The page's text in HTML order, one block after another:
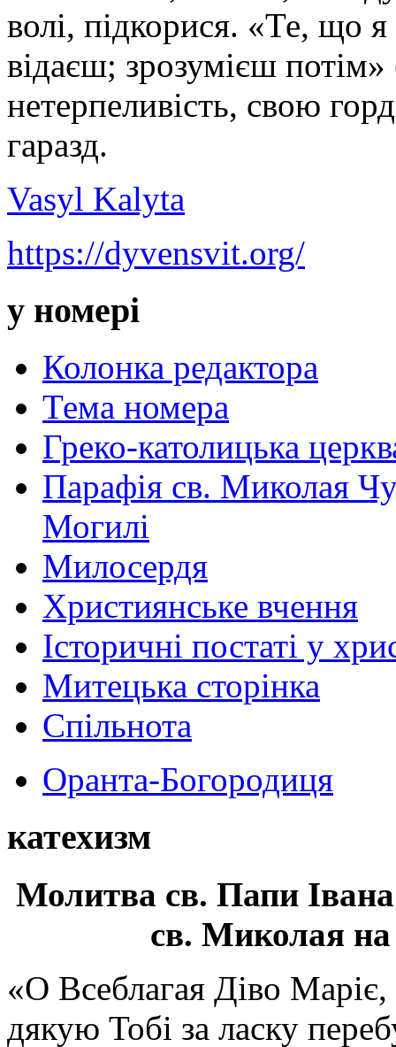
волі, підкорися. «Те, що
відаєш; зрозумієш
нетерпеливість, свою
гаразд.
Vasyl Kalyta
https://dyvensvit.org/
у номері
Колонка редактора
Тема номера
Греко-католицька
Парафія св. Миколая
Могилі
Милосердя
Християнське вчення
Історичні постаті у
Митецька сторінка
Спільнота
Оранта-Богородиця
катехизм
Молитва св. Папи
св. Миколая на
«О Всеблагая Діво
дякую Тобі за ласку